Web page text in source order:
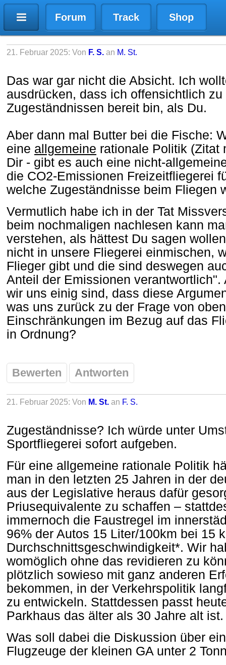
Forum Track Shop
21. Februar 2025: Von F. S. an M. St.
Das war gar nicht die Absicht. Ich
ausdrücken, dass ich offensichtlich
Zugeständnissen bereit bin, als Du.
Aber dann mal Butter bei die Fische:
eine allgemeine rationale Politik (Zitat
Dir - gibt es auch eine nicht-
die CO2-Emissionen Freizeitfliegerei
welche Zugeständnisse beim Fliegen
Vermutlich habe ich in der Tat
beim nochmaligen nachlesen kann
verstehen, als hättest Du sagen
nicht in unsere Fliegerei einmischen,
Flieger gibt und die sind deswegen
Anteil der Emissionen
wir uns einig sind, dass diese
was uns zurück zu der Frage von
Einschränkungen im Bezug auf das
in Ordnung?
Bewerten Antworten
21. Februar 2025: Von M. St. an F. S.
Zugeständnisse? Ich würde unter
Sportfliegerei sofort aufgeben.
Für eine allgemeine rationale Politik
man in den letzten 25 Jahren in der
aus der Legislative heraus dafür
Priusequivalente zu schaffen –
immernoch die Faustregel im
96% der Autos 15 Liter/100km bei 15
Durchschnittsgeschwindigkeit*. Wir
womöglich ohne das revidieren zu
plötzlich sowieso mit ganz anderen
bekommen, in der Verkehrspolitik
zu entwickeln. Stattdessen passt
Parkhaus das älter als 30 Jahre alt
Was soll dabei die Diskussion über
Flugzeuge der kleinen GA unter 2